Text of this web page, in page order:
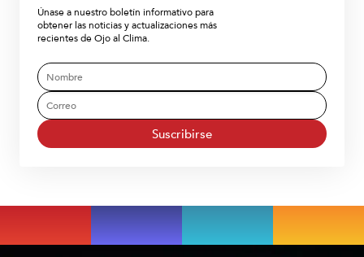
Únase a nuestro boletín informativo para
obtener las noticias y actualizaciones más
recientes de Ojo al Clima.
Suscribirse